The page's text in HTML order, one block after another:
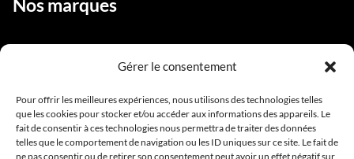
Gérer le consentement
Pour offrir les meilleures expériences, nous utilisons des technologies telles
que les cookies pour stocker et/ou accéder aux informations des appareils. Le
fait de consentir à ces technologies nous permettra de traiter des données
telles que le comportement de navigation ou les ID uniques sur ce site. Le fait de
ne pas consentir ou de retirer son consentement peut avoir un effet négatif sur
Nos marques
Notre équipe
Contact